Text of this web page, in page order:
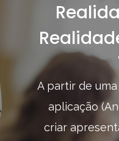
A partir de
aplicação
criar